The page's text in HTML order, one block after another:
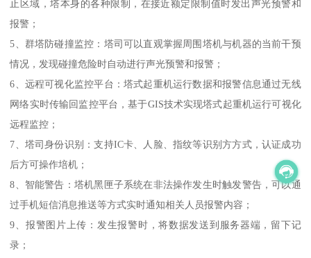
止区域，塔本身的各种限制，在接近额定限制值时发出声光预警和
报警；
5、群塔防碰撞监控：塔司可以直观掌握周围塔机与机器的当前干预
情况，发现碰撞危险时自动进行声光预警和报警；
6、远程可视化监控平台：塔式起重机运行数据和报警信息通过无线
网络实时传输回监控平台，基于GIS技术实现塔式起重机运行可视化
远程监控；
7、塔司身份识别：支持IC卡、人脸、指纹等识别方方式，认证成功
后方可操作培机；
8、智能警告：塔机黑匣子系统在非法操作发生时触发警告，可以通
过手机短信消息推送等方式实时通知相关人员报警内容；
9、报警图片上传：发生报警时，将数据发送到服务器端，留下记
录；